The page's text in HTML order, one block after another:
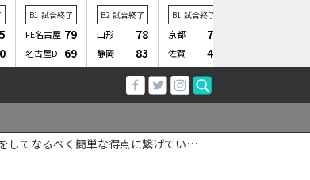
B1 試合終了
FE名古屋 79
名古屋D 69
B2 試合終了
山形 78
静岡 83
B1 試合終了
京都 70
佐賀 48
てなるべく簡単な得点に繋げてい